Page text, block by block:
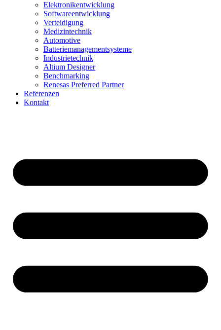
Elektronikentwicklung
Softwareentwicklung
Verteidigung
Medizintechnik
Automotive
Batteriemanagementsysteme
Industrietechnik
Altium Designer
Benchmarking
Renesas Preferred Partner
Referenzen
Kontakt